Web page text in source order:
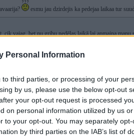
Personal Information
third parties, or processing of your
by us, please use the below opt-out
your opt-out request is processed
on personal information utilized by us
to your opt-out. You may separately
by third parties on the IAB’s list of
esmu jau dzirdejis ka pedejaa laikaa tur
cik vajag, bet nu gribu nedēļas laikā lai apmaina manu
arī bija jāpārkrāso. Taisīja 3 nedēļas, visu laiku
karināšanas neizturēju un aizbraucu paskatīties,
ka autiņš stāv pat neaiztikts. Pēc tam visur
(nolaist) normāli. Saku, kas tā par hujņu, ka te roku
apkārt un kasa pauri. Sakot, davaj mēs ar brusi
tikko nokrāsotu..
). Protams, ka tur vajadzēja vnk
kad man senos laikos Vasja no garāžām krāsoja
kritikas pieeja, es reāli nesaprotu, kā viņiem kkāds